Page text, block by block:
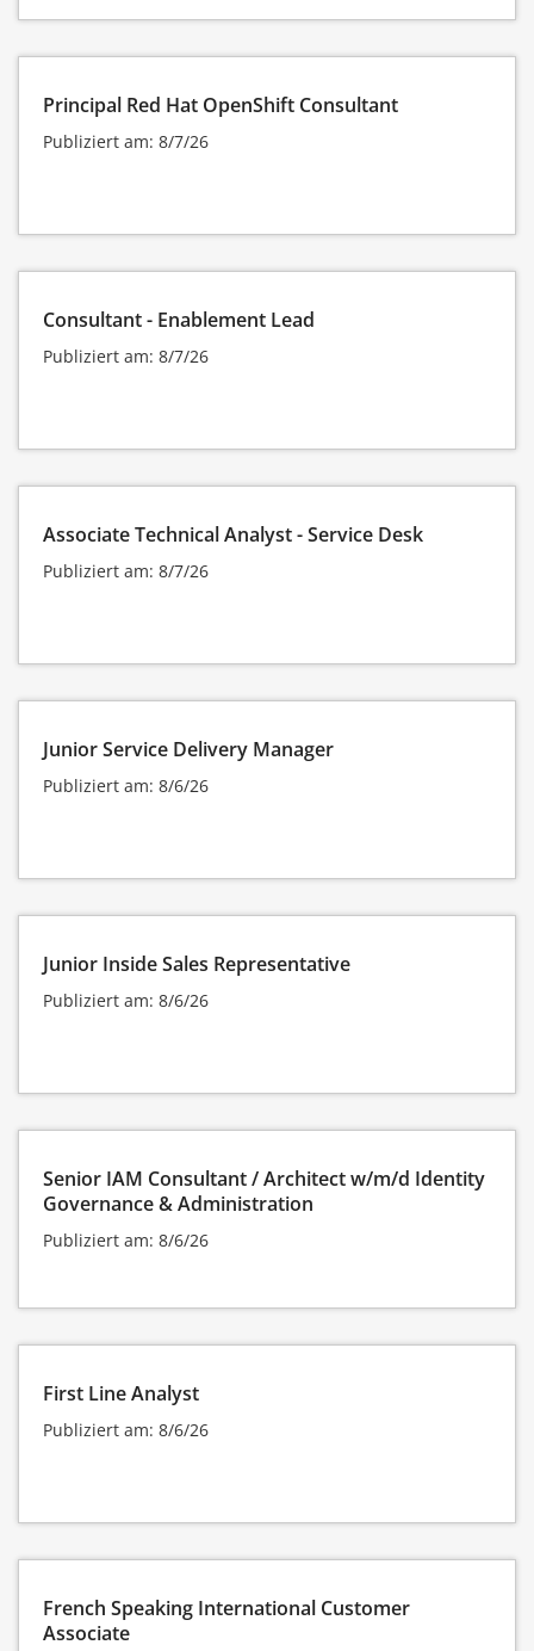
Principal Red Hat OpenShift Consultant
Publiziert am: 8/7/26
Consultant - Enablement Lead
Publiziert am: 8/7/26
Associate Technical Analyst - Service Desk
Publiziert am: 8/7/26
Junior Service Delivery Manager
Publiziert am: 8/6/26
Junior Inside Sales Representative
Publiziert am: 8/6/26
Senior IAM Consultant / Architect w/m/d Identity
Governance & Administration
Publiziert am: 8/6/26
First Line Analyst
Publiziert am: 8/6/26
French Speaking International Customer
Associate